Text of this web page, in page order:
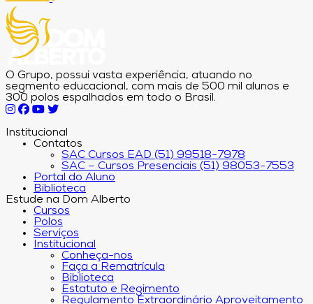
O Grupo, possui vasta experiência, atuando no
segmento educacional, com mais de 500 mil alunos e
300 polos espalhados em todo o Brasil.
Institucional
Contatos
SAC Cursos EAD (51) 99518-7978
SAC – Cursos Presenciais (51) 98053-7553
Portal do Aluno
Biblioteca
Estude na Dom Alberto
Cursos
Polos
Serviços
Institucional
Conheça-nos
Faça a Rematrícula
Biblioteca
Estatuto e Regimento
Regulamento Extraordinário Aproveitamento